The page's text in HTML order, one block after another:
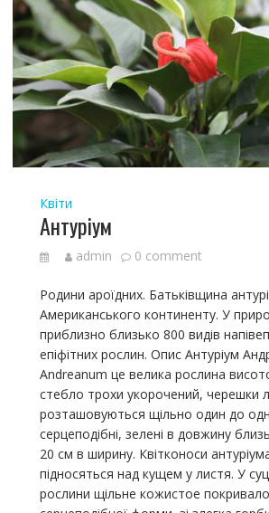
Квіти
Антуріум
admin 0 comment
Родини ароїдних. Батьківщина
Американського континенту. У
приблизно близько 800 видів
епіфітних рослин. Опис Антуріум
Andreanum це велика рослина
стебло трохи укорочений, черешки
розташовуються щільно один до
серцеподібні, зелені в довжину
20 см в ширину. Квітконоси
підносяться над кущем у листя. У
рослини щільне кожистое